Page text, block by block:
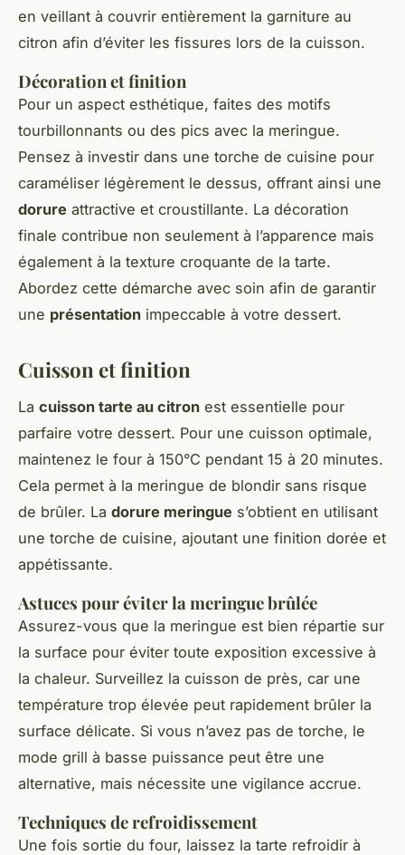
en veillant à couvrir entièrement la garniture au
citron afin d’éviter les fissures lors de la cuisson.
Décoration et finition
Pour un aspect esthétique, faites des motifs
tourbillonnants ou des pics avec la meringue.
Pensez à investir dans une torche de cuisine pour
caraméliser légèrement le dessus, offrant ainsi une
dorure attractive et croustillante. La décoration
finale contribue non seulement à l’apparence mais
également à la texture croquante de la tarte.
Abordez cette démarche avec soin afin de garantir
une présentation impeccable à votre dessert.
Cuisson et finition
La cuisson tarte au citron est essentielle pour
parfaire votre dessert. Pour une cuisson optimale,
maintenez le four à 150°C pendant 15 à 20 minutes.
Cela permet à la meringue de blondir sans risque
de brûler. La dorure meringue s’obtient en utilisant
une torche de cuisine, ajoutant une finition dorée et
appétissante.
Astuces pour éviter la meringue brûlée
Assurez-vous que la meringue est bien répartie sur
la surface pour éviter toute exposition excessive à
la chaleur. Surveillez la cuisson de près, car une
température trop élevée peut rapidement brûler la
surface délicate. Si vous n’avez pas de torche, le
mode grill à basse puissance peut être une
alternative, mais nécessite une vigilance accrue.
Techniques de refroidissement
Une fois sortie du four, laissez la tarte refroidir à